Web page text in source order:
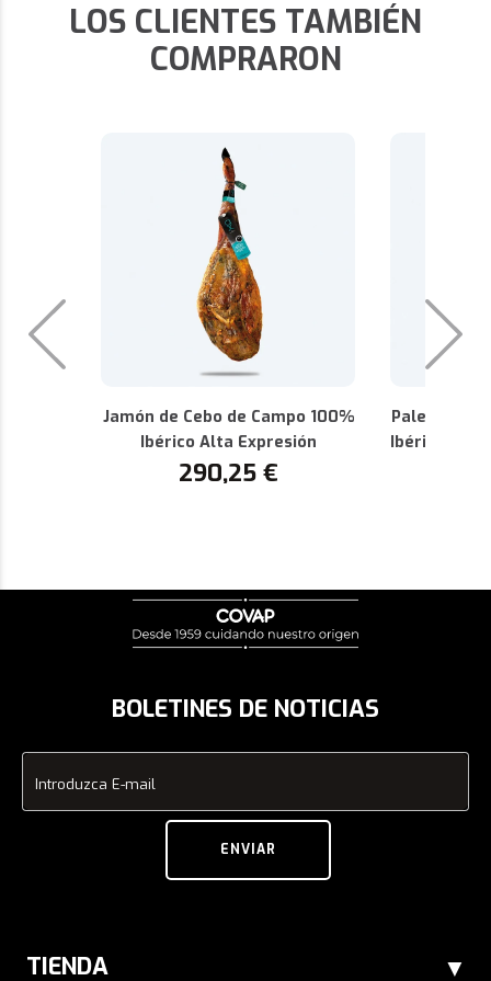
LOS CLIENTES TAMBIÉN
COMPRARON
Jamón de Cebo de Campo 100%
Ibérico Alta Expresión
290,25 €
Paleta de
Ibérica Alta
BOLETINES DE NOTICIAS
Introduzca E-mail
ENVIAR
TIENDA